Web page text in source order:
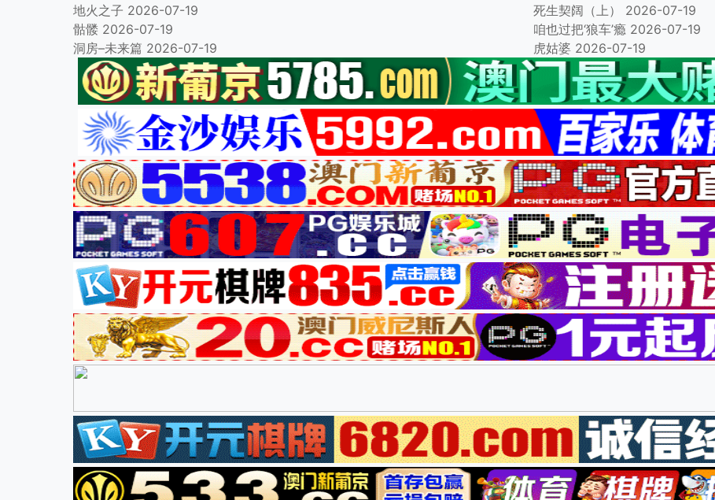
地火之子 2026-07-19 死生契阔（上）
2026-07-19
骷髅 2026-07-19 咱也过把‘狼车’瘾 2026-07-19
洞房–未来篇 2026-07-19 虎姑婆 2026-07-19